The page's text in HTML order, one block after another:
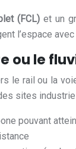
(FCL) et un
l’espace
ou le
le rail ou la
sites
pouvant